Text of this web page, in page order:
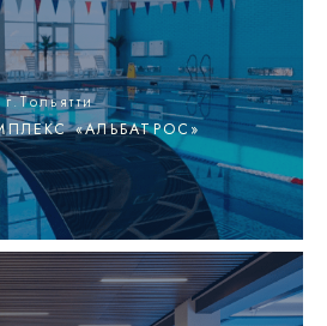
г.Тольятти
«АЛЬБАТРОС»